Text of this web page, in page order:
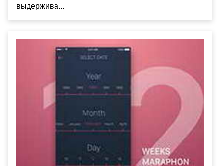
выдержива...